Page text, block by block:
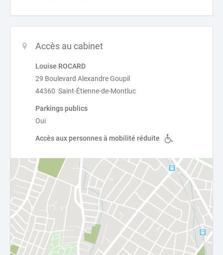
Accès au cabinet
Louise ROCARD
29 Boulevard Alexandre Goupil
44360 Saint-Étienne-de-Montluc
Parkings publics
Oui
Accès aux personnes à mobilité réduite